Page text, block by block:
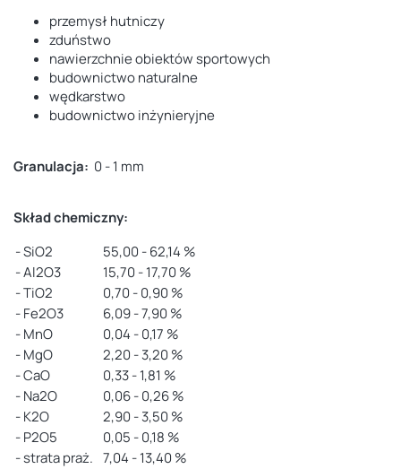
przemysł hutniczy
zduństwo
nawierzchnie obiektów sportowych
budownictwo naturalne
wędkarstwo
budownictwo inżynieryjne
Granulacja: 0 - 1 mm
Skład chemiczny:
- SiO2
55,00 - 62,14 %
- Al2O3
15,70 - 17,70 %
- TiO2
0,70 - 0,90 %
- Fe2O3
6,09 - 7,90 %
- MnO
0,04 - 0,17 %
- MgO
2,20 - 3,20 %
- CaO
0,33 - 1,81 %
- Na2O
0,06 - 0,26 %
- K2O
2,90 - 3,50 %
- P2O5
0,05 - 0,18 %
- strata praż. 7,04 - 13,40 %